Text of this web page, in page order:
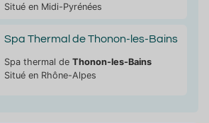
Situé en Midi-Pyrénées
Spa Thermal de Thonon-les-Bains
Spa thermal de Thonon-les-Bains
Situé en Rhône-Alpes